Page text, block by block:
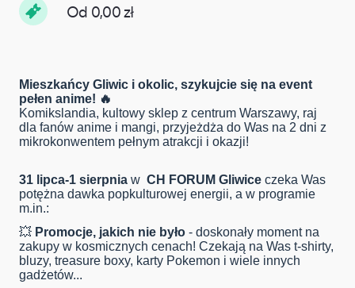
Od 0,00 zł
Mieszkańcy Gliwic i okolic, szykujcie się na event
pełen anime! 🔥
Komikslandia, kultowy sklep z centrum Warszawy, raj
dla fanów anime i mangi, przyjeżdża do Was na 2 dni z
mikrokonwentem pełnym atrakcji i okazji!
31 lipca-1 sierpnia w CH FORUM Gliwice czeka Was
potężna dawka popkulturowej energii, a w programie
m.in.:
💥 Promocje, jakich nie było - doskonały moment na
zakupy w kosmicznych cenach! Czekają na Was t-shirty,
bluzy, treasure boxy, karty Pokemon i wiele innych
gadżetów...